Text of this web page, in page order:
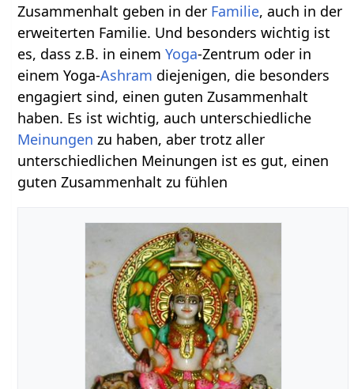
Zusammenhalt geben in der Familie, auch in der
erweiterten Familie. Und besonders wichtig ist
es, dass z.B. in einemYoga-Zentrum oder in
einem Yoga-Ashram diejenigen, die besonders
engagiert sind, einen guten Zusammenhalt
haben. Es ist wichtig, auch unterschiedliche
Meinungen zu haben, aber trotz aller
unterschiedlichen Meinungen ist es gut, einen
guten Zusammenhalt zu fühlen